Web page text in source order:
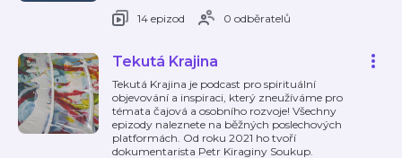
14 epizod
0 odběratelů
Tekutá Krajina
Tekutá Krajina je podcast pro spirituální
objevování a inspiraci, který zneužíváme pro
témata čajová a osobního rozvoje! Všechny
epizody naleznete na běžných poslechových
platformách. Od roku 2021 ho tvoří
dokumentarista Petr Kiraginy Soukup.